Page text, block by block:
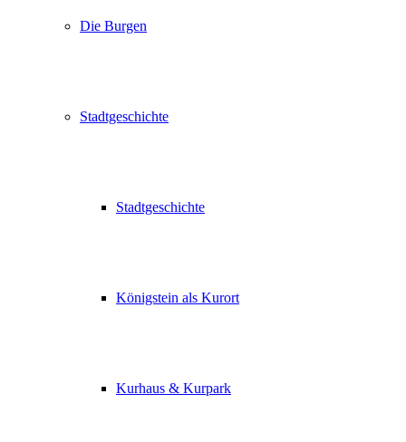
Die Burgen
Stadtgeschichte
Stadtgeschichte
Königstein als Kurort
Kurhaus & Kurpark